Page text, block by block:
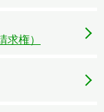
求権）